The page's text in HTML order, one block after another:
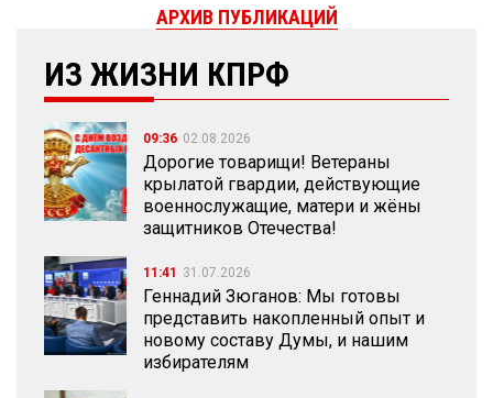
ИЗ ЖИЗНИ КПРФ
09:36 02.08.2026
Дорогие товарищи! Ветераны
крылатой гвардии, действующие
военнослужащие, матери и жёны
защитников Отечества!
11:41 31.07.2026
Геннадий Зюганов: Мы готовы
представить накопленный опыт и
новому составу Думы, и нашим
избирателям
АРХИВ ПУБЛИКАЦИЙ